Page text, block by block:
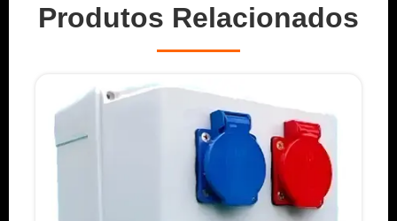
Produtos Relacionados